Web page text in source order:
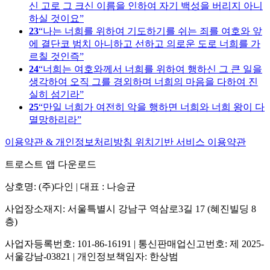
신 고로 그 크신 이름을 인하여 자기 백성을 버리지 아니
하실 것이요
23 나는 너희를 위하여 기도하기를 쉬는 죄를 여호와 앞
에 결단코 범치 아니하고 선하고 의로운 도로 너희를 가
르칠 것인즉
24 너희는 여호와께서 너희를 위하여 행하신 그 큰 일을
생각하여 오직 그를 경외하며 너희의 마음을 다하여 진
실히 섬기라
25 만일 너희가 여전히 악을 행하면 너희와 너희 왕이 다
멸망하리라
이용약관 & 개인정보처리방침 위치기반 서비스 이용약관
트로스트 앱 다운로드
상호명: (주)다인 | 대표 : 나승균
사업장소재지: 서울특별시 강남구 역삼로3길 17 (혜진빌딩 8
층)
사업자등록번호: 101-86-16191 | 통신판매업신고번호: 제 2025-
서울강남-03821 | 개인정보책임자: 한상범